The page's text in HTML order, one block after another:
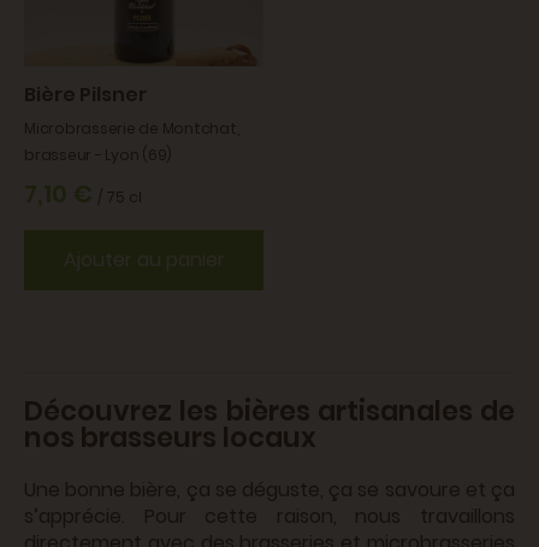
Bière Pilsner
Microbrasserie de Montchat,
brasseur - Lyon (69)
7,10 € / 75 cl
Ajouter au panier
Découvrez les bières artisanales de
nos brasseurs locaux
Une bonne bière, ça se déguste, ça se savoure et ça
s’apprécie. Pour cette raison, nous travaillons